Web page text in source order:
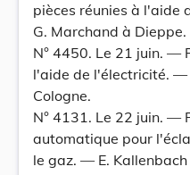
pièces réunies à l'aide
G. Marchand à Dieppe.
N° 4450. Le 21 juin. —
l'aide de l'électricité. —
Cologne.
N° 4131. Le 22 juin. —
automatique pour
le gaz. — E.